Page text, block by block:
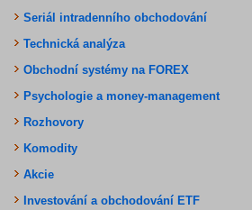
Seriál intradenního obchodování
Technická analýza
Obchodní systémy na FOREX
Psychologie a money-management
Rozhovory
Komodity
Akcie
Investování a obchodování ETF